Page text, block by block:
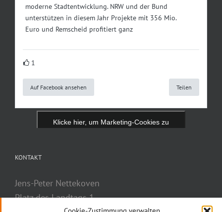
moderne Stadtentwicklung. NRW und der Bund
unterstützen in diesem Jahr Projekte mit 356 Mio.
Euro und Remscheid profitiert ganz
1
Auf Facebook ansehen Teilen
Klicke hier, um Marketing-Cookies zu
KONTAKT
Jens-Peter Nettekoven
Platz des Landtags 1